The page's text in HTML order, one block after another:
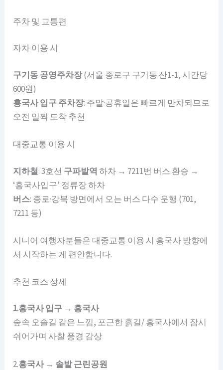
주차 및 교통편
자차 이용 시
구기동 공영주차장(서울 종로구 구기동 산1-1, 시간당
600원)
흥국사 입구 주차장: 주말·공휴일은 빠르게 만차되므로
오전 일찍 도착 추천
대중교통 이용 시
지하철: 3호선 구파발역 하차 → 7211번 버스 환승 →
‘흥국사입구’ 정류장 하차
버스: 종로·강북 방면에서 오는 버스 다수 운행 (701,
7211 등)
시니어 여행자분들은 대중교통 이용 시 흥국사 방향에
서 시작하는 게 편안합니다.
추천 코스 상세
1.흥국사 입구 → 흥국사
숲속 오솔길 같은 느낌, 포근한 흙길/ 흥국사에서 잠시
쉬어가며 사찰 풍경 감상
2.흥국사 → 솔밭 근린공원